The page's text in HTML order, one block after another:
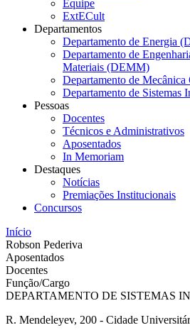
Equipe
ExtECult
Departamentos
Departamento de Energia
Departamento de
Materiais (DEMM)
Departamento de
Departamento de Sistemas
Pessoas
Docentes
Técnicos e Administrativos
Aposentados
In Memoriam
Destaques
Notícias
Premiações Institucionais
Concursos
Início
Robson Pederiva
Aposentados
Docentes
Função/Cargo
DEPARTAMENTO DE SISTEMAS
R. Mendeleyev, 200 - Cidade